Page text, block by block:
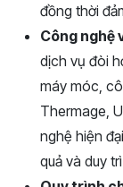
đồng thời
Công nghệ
dịch vụ đòi
máy móc,
Thermage,
nghệ hiện
quả và duy